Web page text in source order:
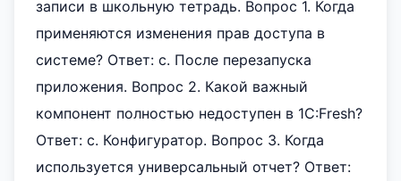
записи в школьную тетрадь. Вопрос 1. Когда
применяются изменения прав доступа в
системе? Ответ: c. После перезапуска
приложения. Вопрос 2. Какой важный
компонент полностью недоступен в 1С:Fresh?
Ответ: c. Конфигуратор. Вопрос 3. Когда
используется универсальный отчет? Ответ: